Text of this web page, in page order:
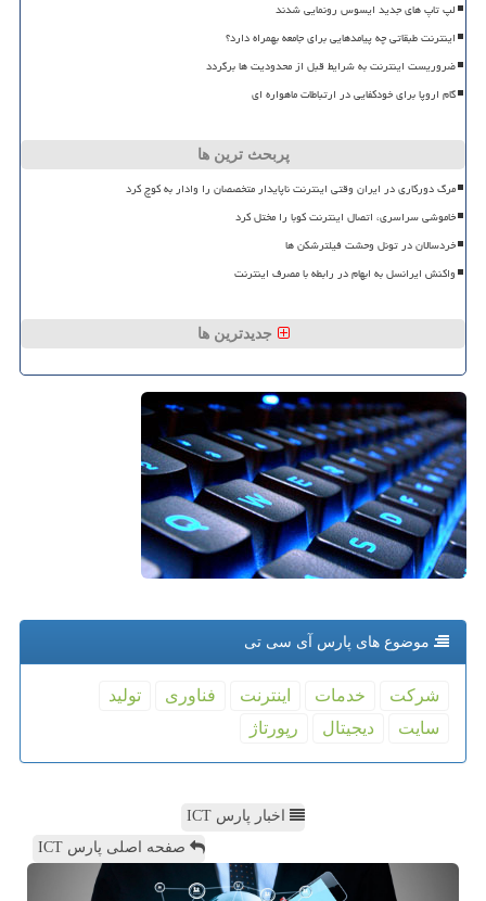
لپ تاپ های جدید ایسوس رونمایی شدند
اینترنت طبقاتی چه پیامدهایی برای جامعه بهمراه دارد؟
ضروریست اینترنت به شرایط قبل از محدودیت ها برگردد
گام اروپا برای خودکفایی در ارتباطات ماهواره ای
پربحث ترین ها
مرگ دورکاری در ایران وقتی اینترنت ناپایدار متخصصان را وادار به کوچ کرد
خاموشی سراسری، اتصال اینترنت کوبا را مختل کرد
خردسالان در تونل وحشت فیلترشکن ها
واکنش ایرانسل به ابهام در رابطه با مصرف اینترنت
جدیدترین ها
موضوع های پارس آی سی تی
شركت خدمات اینترنت فناوری
تولید
سایت
دیجیتال رپورتاژ
اخبار پارس ICT
صفحه اصلی پارس ICT